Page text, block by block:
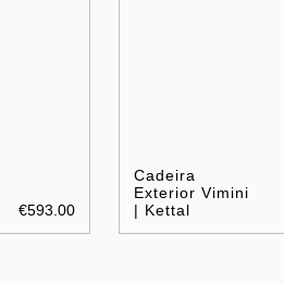
€593.00
Cadeira
Exterior Vimini
| Kettal